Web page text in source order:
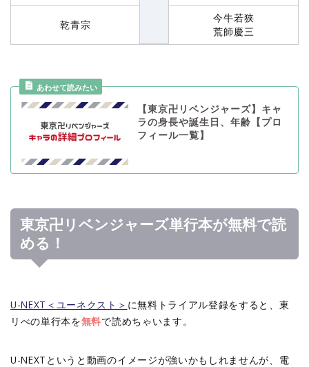
乾青宗
今牛若狭
荒師慶三
【東京卍リベンジャーズ】キャ
ラの身長や誕生日、年齢【プロ
フィール一覧】
東京卍リベンジャーズ単行本が無料で読
める！
U-NEXT＜ユーネクスト＞ に無料トライアル登録をすると、東
リべの単行本を無料で読めちゃいます。
U-NEXTというと動画のイメージが強いかもしれませんが、電